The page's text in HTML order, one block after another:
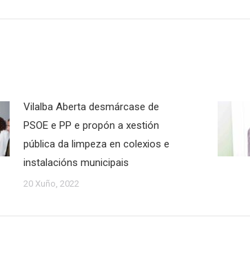
Vilalba Aberta desmárcase de
PSOE e PP e propón a xestión
pública da limpeza en colexios e
instalacións municipais
20 Xuño, 2022